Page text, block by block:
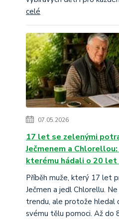
celé
07.05.2026
17 let se zelenými
Ječmenem a
kterému hádali o 20 let
Příběh muže, který 17 let
Ječmen a jedl Chlorellu.
trendu, ale protože hledal
svému tělu pomoci. Až do